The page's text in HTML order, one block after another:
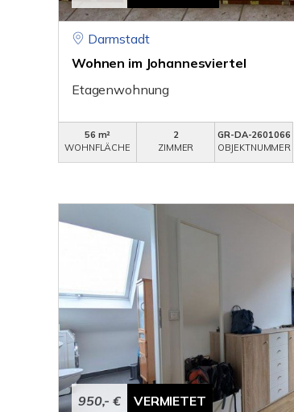
Darmstadt
Wohnen im Johannesviertel
Etagenwohnung
56 m²
WOHNFLÄCHE
2
ZIMMER
GR-DA-2601066
OBJEKTNUMMER
950,- € VERMIETET